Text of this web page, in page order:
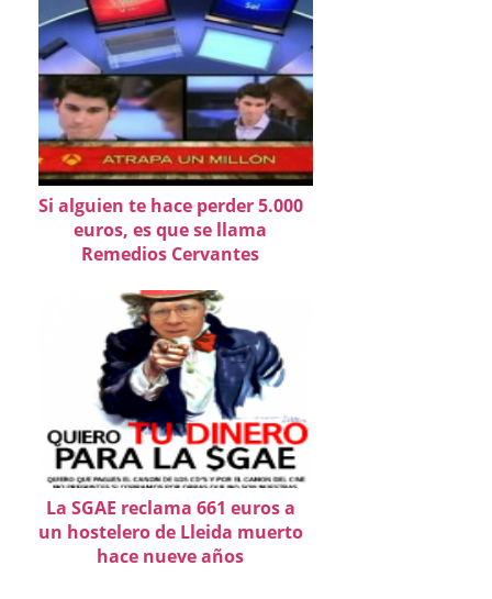
Si alguien te hace perder 5.000
euros, es que se llama
Remedios Cervantes
La SGAE reclama 661 euros a
un hostelero de Lleida muerto
hace nueve años